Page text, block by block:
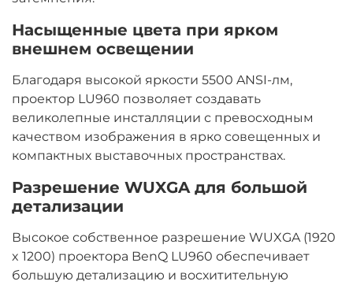
Насыщенные цвета при ярком
внешнем освещении
Благодаря высокой яркости 5500 ANSI-лм,
проектор LU960 позволяет создавать
великолепные инсталляции с превосходным
качеством изображения в ярко совещенных и
компактных выставочных пространствах.
Разрешение WUXGA для большой
детализации
Высокое собственное разрешение WUXGA (1920
x 1200) проектора BenQ LU960 обеспечивает
большую детализацию и восхитительную